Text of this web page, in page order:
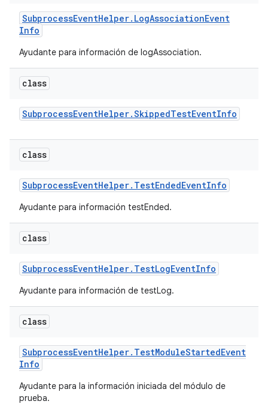
SubprocessEventHelper. LogAssociationEvent
Info
Ayudante para información de logAssociation.
class
SubprocessEventHelper.SkippedTestEventInfo
class
SubprocessEventHelper. TestEndedEventInfo
Ayudante para información testEnded.
class
SubprocessEventHelper. TestLogEventInfo
Ayudante para información de testLog.
class
SubprocessEventHelper. TestModuleStartedEvent
Info
Ayudante para la información iniciada del módulo de
prueba.